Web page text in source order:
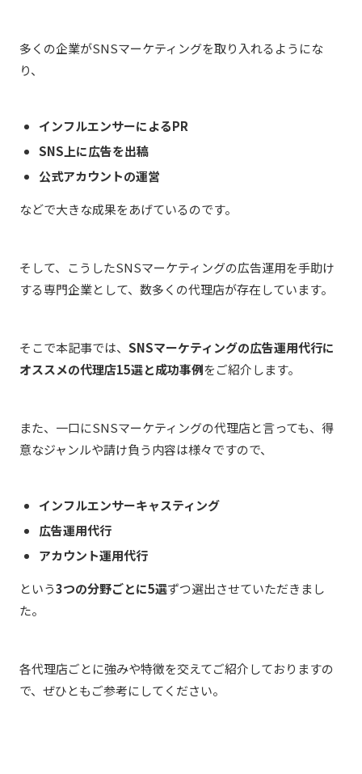
多くの企業がSNSマーケティングを取り入れるようにな
り、
インフルエンサーによるPR
SNS上に広告を出稿
公式アカウントの運営
などで大きな成果をあげているのです。
そして、こうしたSNSマーケティングの広告運用を手助け
する専門企業として、数多くの代理店が存在しています。
そこで本記事では、 SNSマーケティングの広告運用代行に
オススメの代理店15選と成功事例をご紹介します。
また、一口にSNSマーケティングの代理店と言っても、得
意なジャンルや請け負う内容は様々ですので、
インフルエンサーキャスティング
広告運用代行
アカウント運用代行
という3つの分野ごとに5選ずつ選出させていただきまし
た。
各代理店ごとに強みや特徴を交えてご紹介しておりますの
で、ぜひともご参考にしてください。